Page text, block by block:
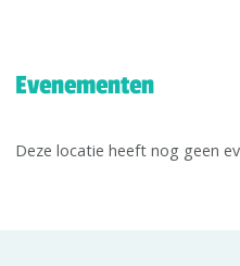
Evenementen
Deze locatie heeft nog geen